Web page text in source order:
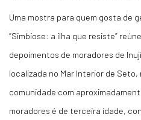
Uma mostra para quem gosta de
“Simbiose: a ilha que resiste”
depoimentos de moradores de
localizada no Mar Interior de Seto,
comunidade com
moradores é de terceira idade,